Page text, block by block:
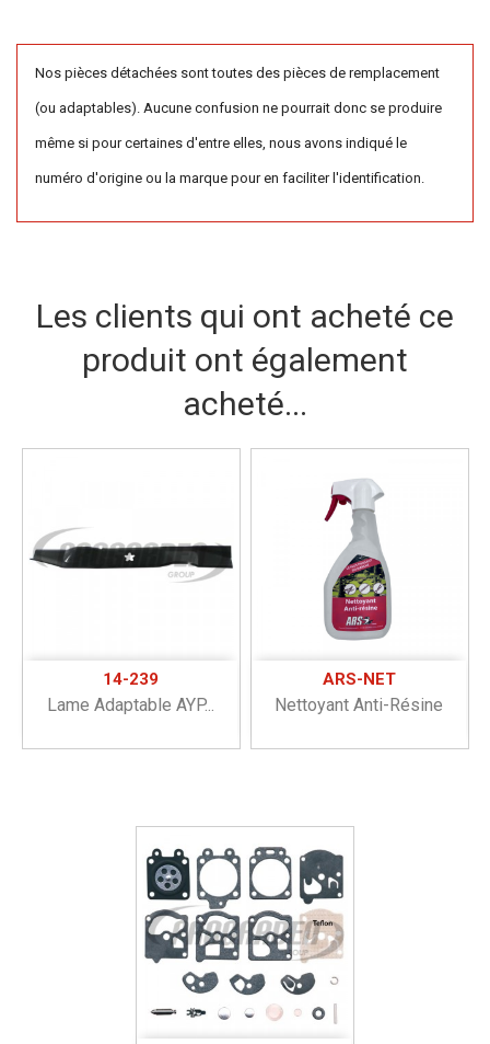
Nos pièces détachées sont toutes des pièces de remplacement
(ou adaptables). Aucune confusion ne pourrait donc se produire
même si pour certaines d'entre elles, nous avons indiqué le
numéro d'origine ou la marque pour en faciliter l'identification.
Les clients qui ont acheté ce
produit ont également
acheté...
14-239
Lame Adaptable AYP...
ARS-NET
Nettoyant Anti-Résine